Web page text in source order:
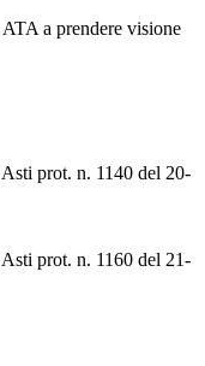
a prendere visione
prot. n. 1140 del 20-
prot. n. 1160 del 21-